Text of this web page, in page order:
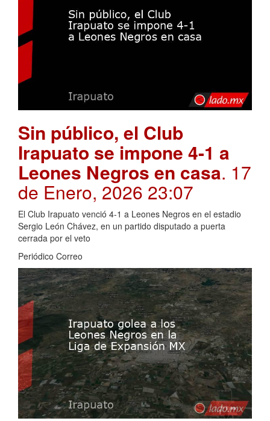
Sin público, el Club
Irapuato se impone 4-1 a
Leones Negros en casa. 17
de Enero, 2026 23:07
El Club Irapuato venció 4-1 a Leones Negros en el estadio
Sergio León Chávez, en un partido disputado a puerta
cerrada por el veto
Periódico Correo